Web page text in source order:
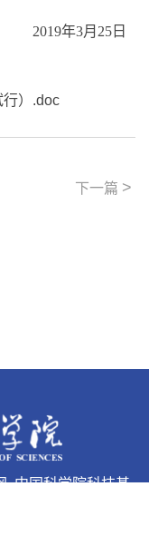
2019年3月25日
行）.doc
下一篇 >
中国科学院科技基